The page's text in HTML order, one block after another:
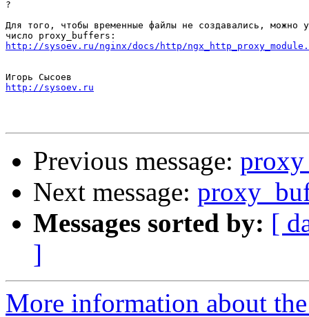
?
Для того, чтобы временные файлы не создавались, можно
http://sysoev.ru/nginx/docs/http/
http://sysoev.ru
Previous message:
Next message:
Messages sorted by: [
]
More information about